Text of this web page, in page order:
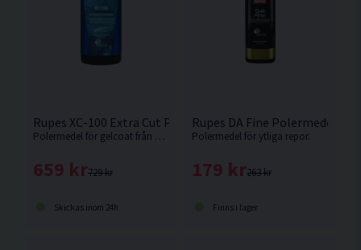
Rupes XC-100 Extra Cut Polermedel f. Gelcoat 1KG
Polermedel för gelcoat från Rupes. Kraftfullt medel som tar bort defekter motsvarande P800 sliprepor. Nyhet 2025.
729 kr
659 kr
Skickas inom 24h
Rupes DA Fine Polermedel
Polermedel för ytliga repor.
263 kr
179 kr
Finns i lager